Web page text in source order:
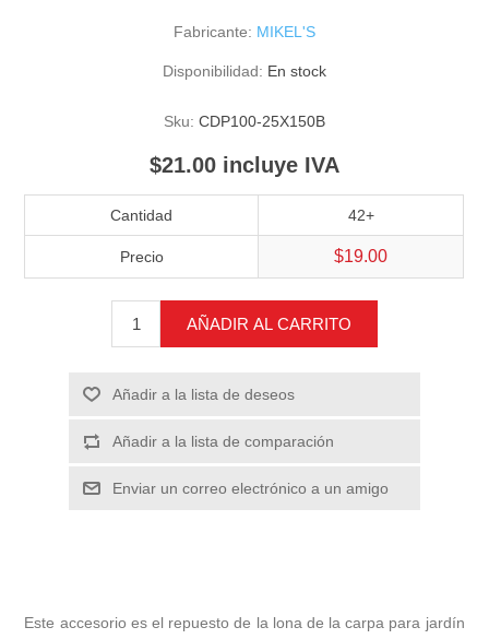
Fabricante: MIKEL'S
Disponibilidad: En stock
Sku: CDP100-25X150B
$21.00 incluye IVA
Cantidad 42+
Precio $19.00
AÑADIR AL CARRITO
Añadir a la lista de deseos
Añadir a la lista de comparación
Enviar un correo electrónico a un amigo
Este accesorio es el repuesto de la lona de la carpa para jardín